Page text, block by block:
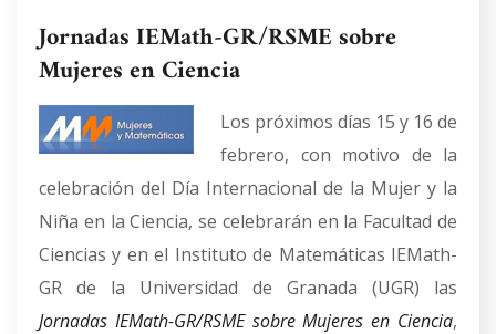
Jornadas IEMath-GR/RSME sobre
Mujeres en Ciencia
Los próximos días 15 y 16 de
febrero, con motivo de la
celebración del Día Internacional de la Mujer y la
Niña en la Ciencia, se celebrarán en la Facultad de
Ciencias y en el Instituto de Matemáticas IEMath-
GR de la Universidad de Granada (UGR) las
Jornadas IEMath-GR/RSME sobre Mujeres en Ciencia,